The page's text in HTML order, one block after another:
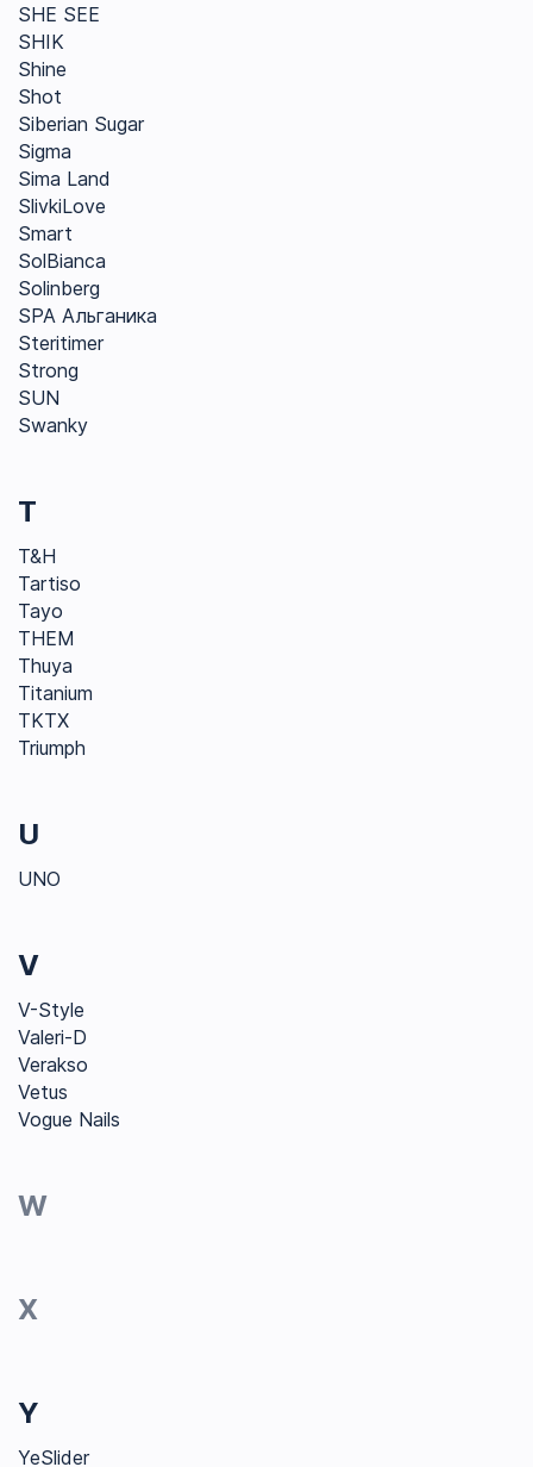
SHE SEE
SHIK
Shine
Shot
Siberian Sugar
Sigma
Sima Land
SlivkiLove
Smart
SolBianca
Solinberg
SPA Альганика
Steritimer
Strong
SUN
Swanky
T
T&H
Tartiso
Tayo
THEM
Thuya
Titanium
TKTX
Triumph
U
UNO
V
V-Style
Valeri-D
Verakso
Vetus
Vogue Nails
W
X
Y
YeSlider